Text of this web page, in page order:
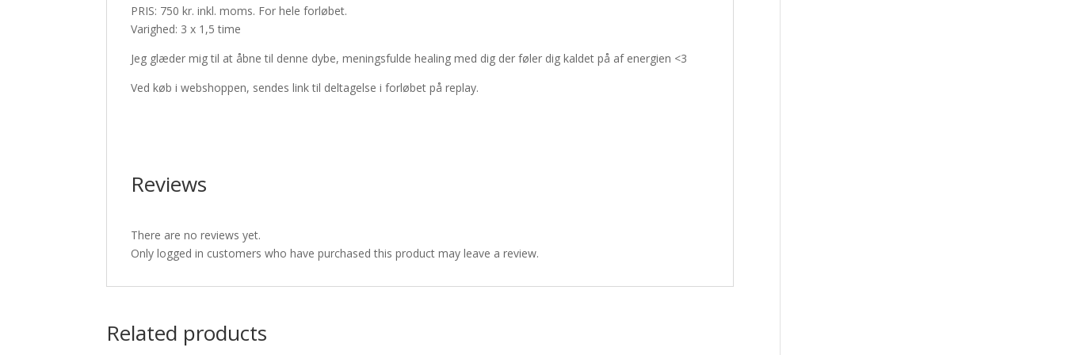
PRIS: 750 kr. inkl. moms. For hele forløbet.
Varighed: 3 x 1,5 time
Jeg glæder mig til at åbne til denne dybe, meningsfulde healing med dig der føler dig kaldet på af energien <3
Ved køb i webshoppen, sendes link til deltagelse i forløbet på replay.
Reviews
There are no reviews yet.
Only logged in customers who have purchased this product may leave a review.
Related products